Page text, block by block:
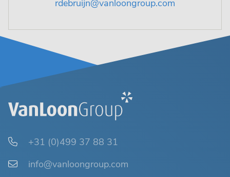
rdebruijn@vanloongroup.com
+31 (0)499 37 88 31
info@vanloongroup.com